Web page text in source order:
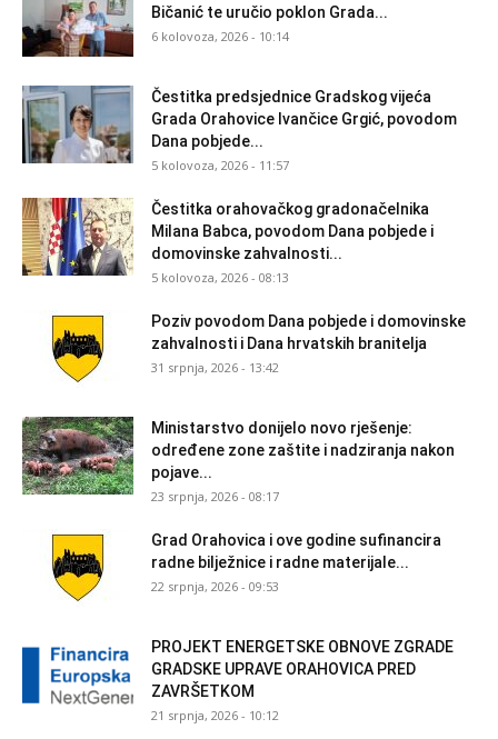
Bičanić te uručio poklon Grada...
6 kolovoza, 2026 - 10:14
Čestitka predsjednice Gradskog vijeća
Grada Orahovice Ivančice Grgić, povodom
Dana pobjede...
5 kolovoza, 2026 - 11:57
Čestitka orahovačkog gradonačelnika
Milana Babca, povodom Dana pobjede i
domovinske zahvalnosti...
5 kolovoza, 2026 - 08:13
Poziv povodom Dana pobjede i domovinske
zahvalnosti i Dana hrvatskih branitelja
31 srpnja, 2026 - 13:42
Ministarstvo donijelo novo rješenje:
određene zone zaštite i nadziranja nakon
pojave...
23 srpnja, 2026 - 08:17
Grad Orahovica i ove godine sufinancira
radne bilježnice i radne materijale...
22 srpnja, 2026 - 09:53
PROJEKT ENERGETSKE OBNOVE ZGRADE
GRADSKE UPRAVE ORAHOVICA PRED
ZAVRŠETKOM
21 srpnja, 2026 - 10:12